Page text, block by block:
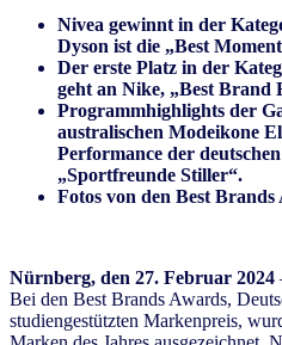
Nivea gewinnt in der
Dyson ist die „Best
Der erste Platz in der
geht an Nike, „Best Brand
Programmhighlights der
australischen Modeikone
Performance der
„Sportfreunde Stiller“.
Fotos von den Best Brands
Nürnberg, den 27. Februar 2024
Bei den Best Brands Awards,
studiengestützten Markenpreis,